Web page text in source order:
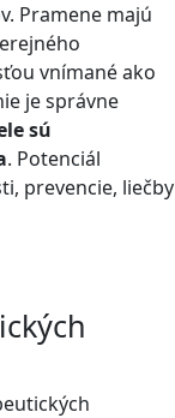
Pramene majú
vnímané ako
je správne
sú
. Potenciál
prevencie, liečby